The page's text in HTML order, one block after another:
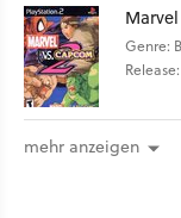
Genre:
mehr anzeigen